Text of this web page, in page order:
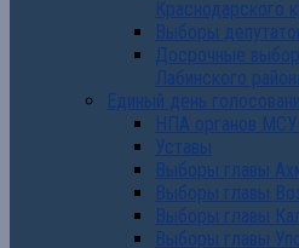
Краснодарского
Выборы
Досрочные
Лабинского
Единый день
НПА органов
Уставы
Выборы главы
Выборы главы
Выборы главы
Выборы главы